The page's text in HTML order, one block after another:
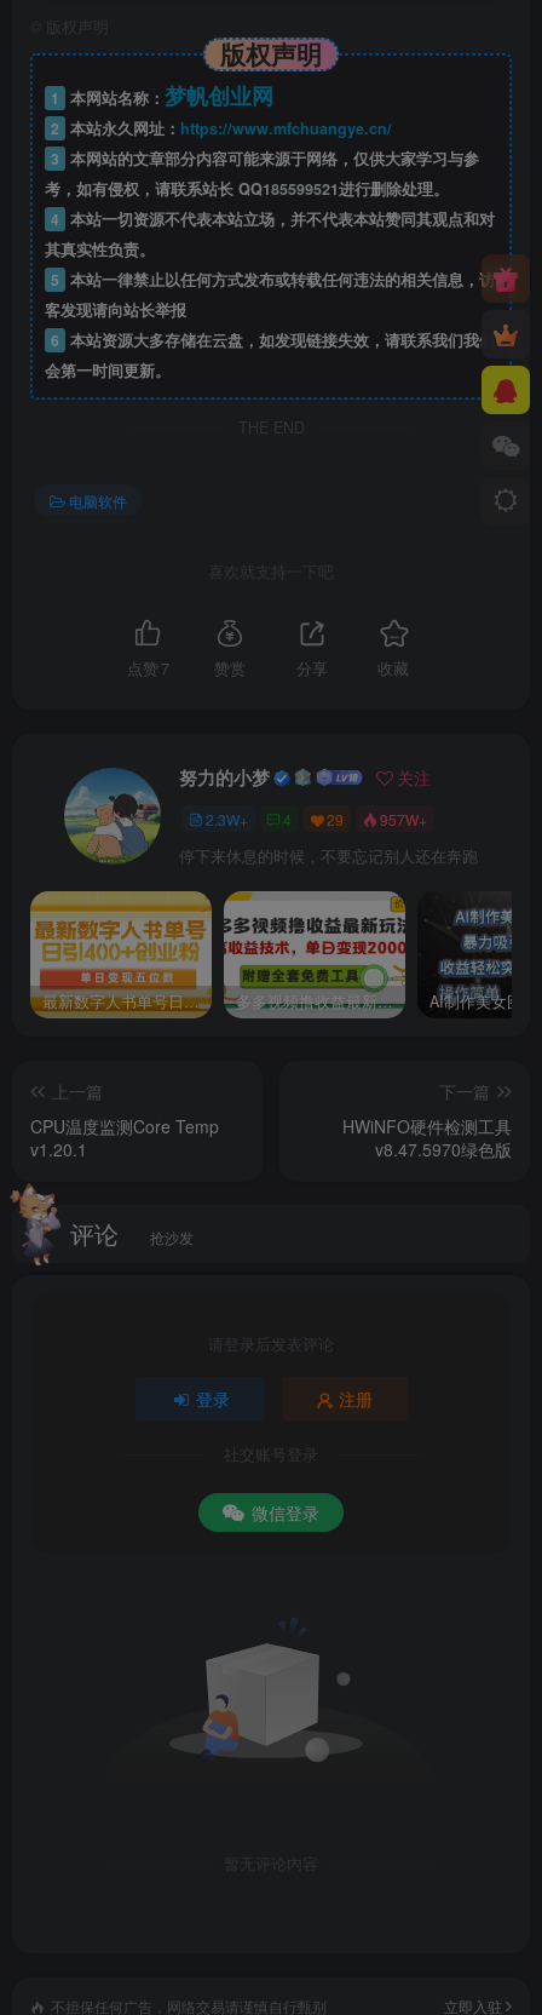
版权声明
版权声明
1 本网站名称： 梦帆创业网
2 本站永久网址： https://www.mfchuangye.cn/
3 本网站的文章部分内容可能来源于网络，仅供大家学习与参
考，如有侵权，请联系站长 QQ185599521进行删除处理。
4 本站一切资源不代表本站立场，并不代表本站赞同其观点和对
其真实性负责。
5 本站一律禁止以任何方式发布或转载任何违法的相关信息，访
客发现请向站长举报
6 本站资源大多存储在云盘，如发现链接失效，请联系我们我们
会第一时间更新。
THE END
电脑软件
喜欢就支持一下吧
点赞 7 赞赏 分享 收藏
努力的小梦 关注
2.3W+ 4 29 957W+
停下来休息的时候，不要忘记别人还在奔跑
最新数字人书单号日400+创业粉，单日变现五位数，市面卖5980附软件和详… 多多视频撸收益最新玩法，高收益技术，单日变现2000+，附赠全套技术资料
上一篇
CPU温度监测Core Temp
v1.20.1
下一篇
HWiNFO硬件检测工具
v8.47.5970绿色版
评论 抢沙发
请登录后发表评论
登录 注册
社交账号登录
微信登录
暂无评论内容
不担保任何广告，网络交易请谨慎自行甄别 立即入驻